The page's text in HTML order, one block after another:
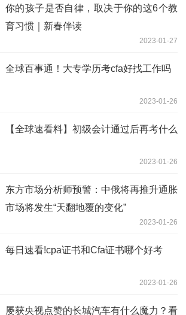
你的孩子是否自律，取决于你的这6个教
育习惯｜新春伴读
2023-01-27
全球百事通！大专学历考cfa好找工作吗
2023-01-26
【全球速看料】初级会计通过后再考什么
2023-01-26
东方市场分析师预警：中俄将再推升通胀
市场将发生“天翻地覆的变化”
2023-01-26
每日速看!cpa证书和Cfa证书哪个好考
2023-01-26
屡获央视点赞的长城汽车有什么魔力？看